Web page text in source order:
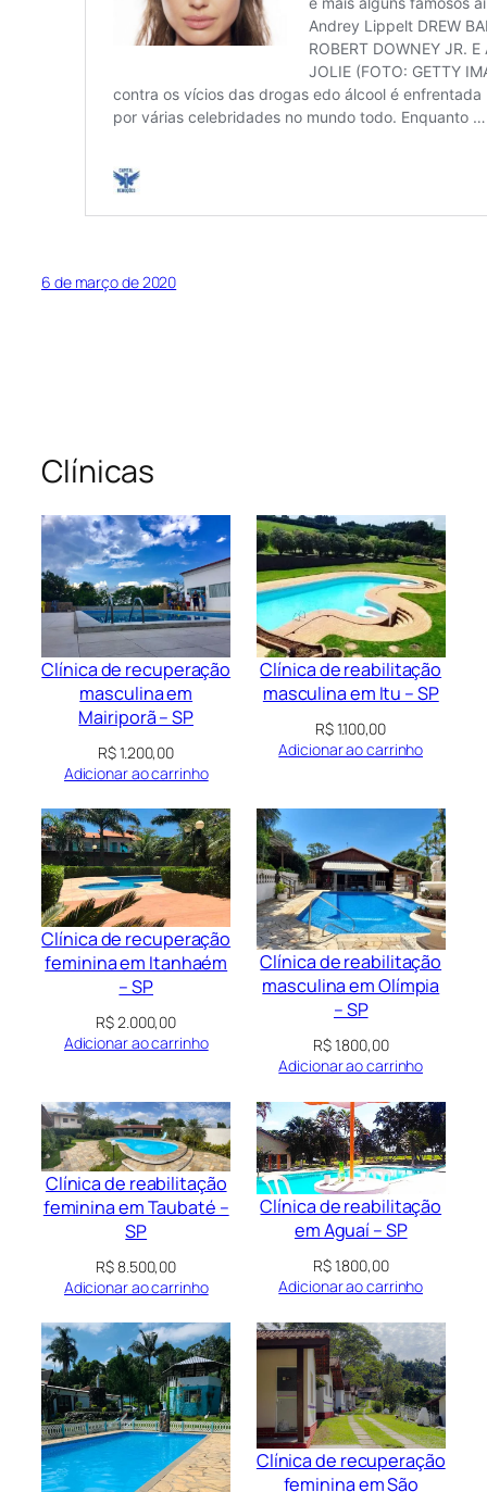
6 de março de 2020
Clínicas
Clínica de recuperação
masculina em
Mairiporã – SP
R$1.200,00
Adicionar ao carrinho
Clínica de reabilitação
masculina em Itu – SP
R$1.100,00
Adicionar ao carrinho
Clínica de recuperação
feminina em Itanhaém
– SP
R$2.000,00
Adicionar ao carrinho
Clínica de reabilitação
masculina em Olímpia
– SP
R$1.800,00
Adicionar ao carrinho
Clínica de reabilitação
feminina em Taubaté –
SP
R$8.500,00
Adicionar ao carrinho
Clínica de reabilitação
em Aguaí – SP
R$1.800,00
Adicionar ao carrinho
Clínica de recuperação
feminina em São